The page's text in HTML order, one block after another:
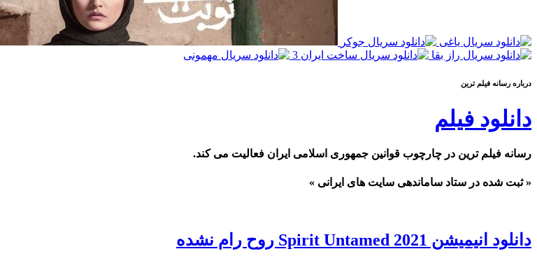
درباره رسانه فيلم ترين
دانلود فیلم
رسانه فیلم ترین در چارچوب قوانین جمهوری اسلامی ایران فعالیت می کند.
« ثبت شده در ستاد ساماندهی سایت های ایرانی »
دانلود انیمیشن Spirit Untamed 2021 روح رام نشده